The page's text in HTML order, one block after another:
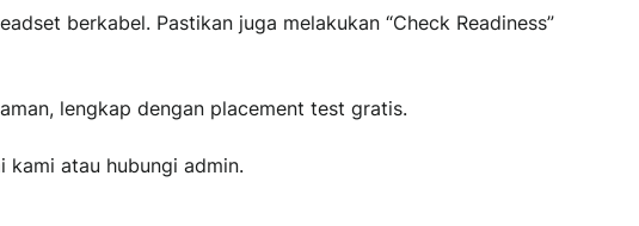
berkabel. Pastikan juga melakukan “Check Readiness”
lengkap dengan placement test gratis.
atau hubungi admin.